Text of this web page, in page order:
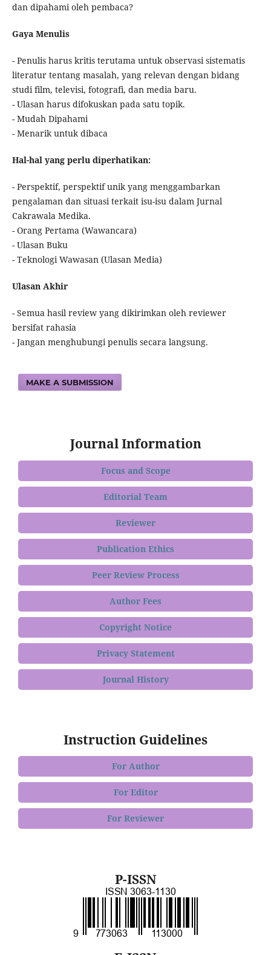
dan dipahami oleh pembaca?
Gaya Menulis
- Penulis harus kritis terutama untuk observasi sistematis
literatur tentang masalah, yang relevan dengan bidang
studi film, televisi, fotografi, dan media baru.
- Ulasan harus difokuskan pada satu topik.
- Mudah Dipahami
- Menarik untuk dibaca
Hal-hal yang perlu diperhatikan:
- Perspektif, perspektif unik yang menggambarkan
pengalaman dan situasi terkait isu-isu dalam Jurnal
Cakrawala Medika.
- Orang Pertama (Wawancara)
- Ulasan Buku
- Teknologi Wawasan (Ulasan Media)
Ulasan Akhir
- Semua hasil review yang dikirimkan oleh reviewer
bersifat rahasia
- Jangan menghubungi penulis secara langsung.
MAKE A SUBMISSION
Journal Information
Focus and Scope
Editorial Team
Reviewer
Publication Ethics
Peer Review Process
Author Fees
Copyright Notice
Privacy Statement
Journal History
Instruction Guidelines
For Author
For Editor
For Reviewer
P-ISSN